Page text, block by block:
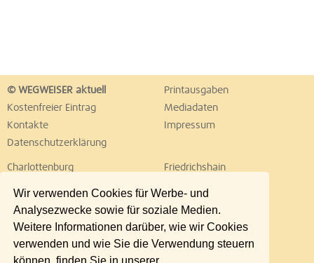
Wir verwenden Cookies für Werbe- und
Analysezwecke sowie für soziale Medien.
Weitere Informationen darüber, wie wir Cookies
verwenden und wie Sie die Verwendung steuern
können, finden Sie in unserer
© WEGWEISER aktuell
Printausgaben
Kostenfreier Eintrag
Mediadaten
Kontakte
Impressum
Datenschutzerklärung
Charlottenburg
Friedrichshain
Lichtenberg
Marzahn
Neukölln
Pankow